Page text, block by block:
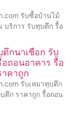
.com รับซื้อบ้านไม้
บริการ รับทุบตึก รื้อ
ตึกนาเชือก รับ
ถอนอาคาร รื้อ
คาถูก
.com รับเหมาทุบตึก
ตึก ราคาถูก รื้อถอน